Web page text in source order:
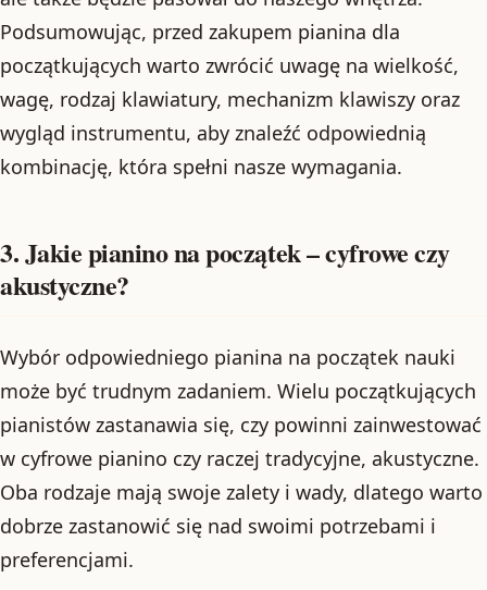
Podsumowując, przed zakupem pianina dla
początkujących warto zwrócić uwagę na wielkość,
wagę, rodzaj klawiatury, mechanizm klawiszy oraz
wygląd instrumentu, aby znaleźć odpowiednią
kombinację, która spełni nasze wymagania.
3. Jakie pianino na początek – cyfrowe czy
akustyczne?
Wybór odpowiedniego pianina na początek nauki
może być trudnym zadaniem. Wielu początkujących
pianistów zastanawia się, czy powinni zainwestować
w cyfrowe pianino czy raczej tradycyjne, akustyczne.
Oba rodzaje mają swoje zalety i wady, dlatego warto
dobrze zastanowić się nad swoimi potrzebami i
preferencjami.